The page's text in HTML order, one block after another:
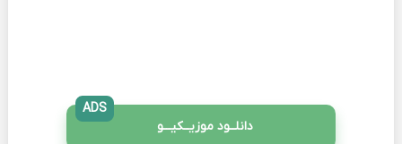
دانلــود موزیــکیـــو
ADS